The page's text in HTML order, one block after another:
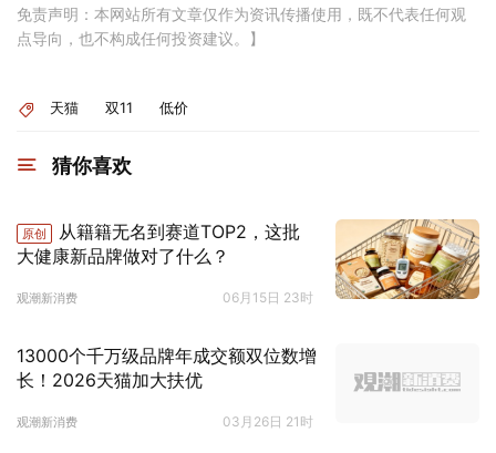
免责声明：本网站所有文章仅作为资讯传播使用，既不代表任何观
点导向，也不构成任何投资建议。】
天猫 双11 低价
猜你喜欢
原创
从籍籍无名到赛道TOP2，这批
大健康新品牌做对了什么？
观潮新消费 06月15日 23时
13000个千万级品牌年成交额双位数增
长！2026天猫加大扶优
观潮新消费 03月26日 21时